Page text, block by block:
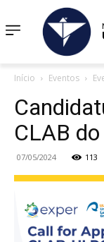
Início Eventos
CLAB
07/05/2024 113